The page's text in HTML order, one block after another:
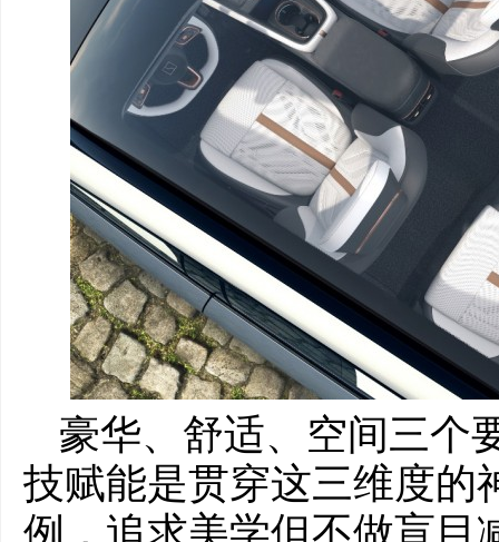
豪华、舒适、空间三个
技赋能是贯穿这三维度的
例，追求美学但不做盲目